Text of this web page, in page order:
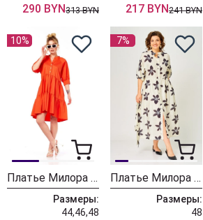
290 BYN313 BYN 217 BYN241 BYN
10%
Платье Милора Стиль 1355 алый
Размеры:
44,46,48
7%
Платье Милора Стиль 1451 молочный/темные цветы
Размеры:
48